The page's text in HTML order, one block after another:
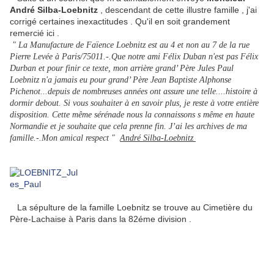
André Silba-Loebnitz
, descendant de cette illustre famille , j'ai
corrigé certaines inexactitudes . Qu'il en soit grandement
remercié ici .
" La Manufacture de Faïence Loebnitz est au 4 et non au 7 de la rue
Pierre Levée à Paris/75011.-.Que notre ami Félix Duban n'est pas Félix
Durban et pour finir ce texte, mon arrière grand’ Père Jules Paul
Loebnitz n'a jamais eu pour grand’ Père Jean Baptiste Alphonse
Pichenot...depuis de nombreuses années ont assure une telle....histoire à
dormir debout. Si vous souhaiter à en savoir plus, je reste à votre entière
disposition. Cette même sérénade nous la connaissons s même en haute
Normandie et je souhaite que cela prenne fin. J’ai les archives de ma
famille.-.Mon amical respect "André Silba-Loebnitz
La sépulture de la famille Loebnitz se trouve au Cimetière du
Père-Lachaise à Paris dans la 82éme division .